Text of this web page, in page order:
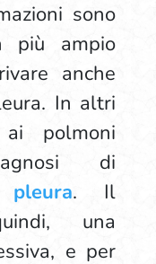
sono
ampio
anche
In altri
polmoni
di
. Il
una
e per